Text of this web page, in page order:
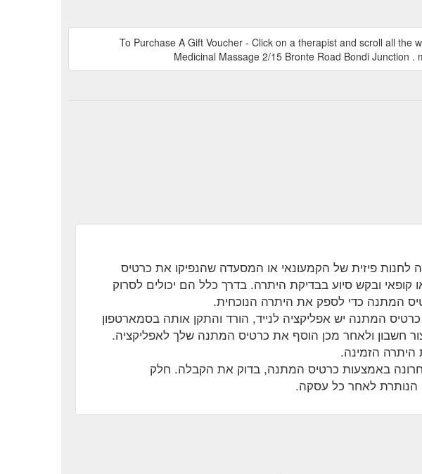
To Purchase A Gift Voucher - Click on a therapist and scroll all the
Medicinal Massage 2/15 Bronte Road Bondi Junction .
פיזית של הקמעונאי או המסעדה שהנפיקו את כרטיס
ובקש סיוע בבדיקת היתרה. בדרך כלל הם יכולים לסרוק
המתנה כדי לספק את היתרה הנוכחית.
המתנה יש אפליקציה לנייד, הורד והתקן אותה בסמארטפון
חשבון ולאחר מכן הוסף את כרטיס המתנה שלך לאפליקציה.
היתרה הזמינה.
באמצעות כרטיס המתנה, בדוק את הקבלה. חלק
הנותרת לאחר כל עסקה.